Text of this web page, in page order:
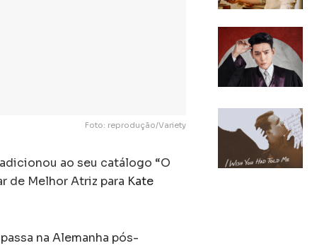
Foto: reprodução/Variety
adicionou ao seu catálogo “O
de Melhor Atriz para Kate
na Alemanha pós-